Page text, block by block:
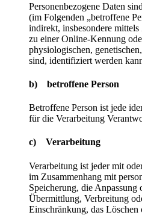
Personenbezogene Daten
(im Folgenden „betroffene
indirekt, insbesondere
zu einer Online-Kennung
physiologischen,
sind, identifiziert werden
b) betroffene Person
Betroffene Person ist jede
für die Verarbeitung
c) Verarbeitung
Verarbeitung ist jeder mit
im Zusammenhang mit
Speicherung, die
Übermittlung, Verbreitung
Einschränkung, das